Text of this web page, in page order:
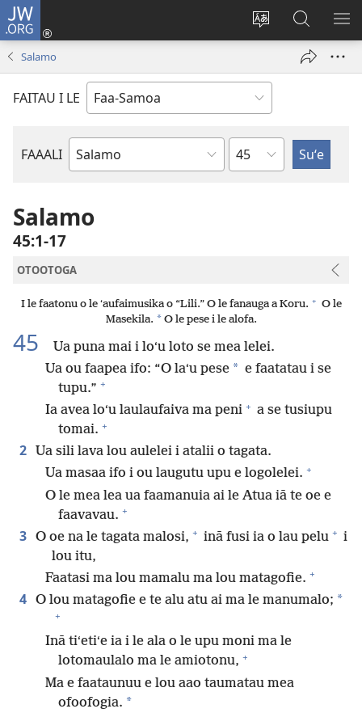
JW.ORG
Sui
gagana
o
le
tafaʻilagi
Log
isi
Suʻe
le
Salamo
FAITAU I LE
FAAALI
Tusi
Tusi
Mataupu
Salamo
45:1-17
OTOOTOGA
I le faatonu o le ʻaufaimusika o “Lili.” O le fanauga a Koru. + O le
Masekila. *O le pese i le alofa.
45
Ua puna mai i loʻu loto se mea lelei.
Ua ou faapea ifo: “O laʻu pese * e faatatau i se
tupu.” +
Ia avea loʻu laulaufaiva ma peni + a se tusiupu
tomai. +
2
Ua sili lava lou aulelei i atalii o tagata.
Ua masaa ifo i ou laugutu upu e logolelei. +
O le mea lea ua faamanuia ai le Atua iā te oe e
faavavau. +
3 O oe na le tagata malosi, + inā fusi ia o lau pelu + i
lou itu,
Faatasi ma lou mamalu ma lou matagofie. +
4 O lou matagofie e te alu atu ai ma le manumalo; *
+
Inā tiʻetiʻe ia i le ala o le upu moni ma le
lotomaulalo ma le amiotonu, +
Ma e faataunuu e lou aao taumatau mea
ofoofogia. *